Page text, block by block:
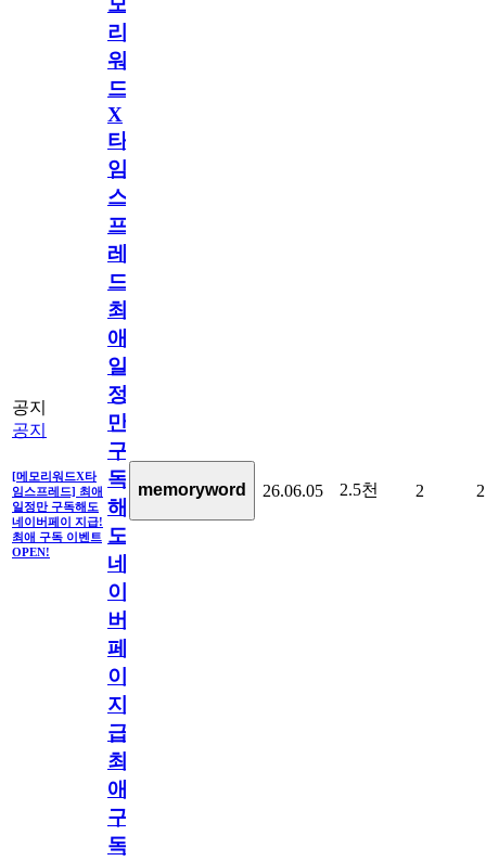
공지
공지
[메모리워드X타
임스프레드] 최애
일정만 구독해도
네이버페이 지급!
최애 구독 이벤트
OPEN!
리
워
드
X
타
임
스
프
레
드]
최
애
일
정
만
구
독
해
도
네
이
버
페
이
지
급!
최
애
구
독
memoryword 26.06.05 2.5천 2 2